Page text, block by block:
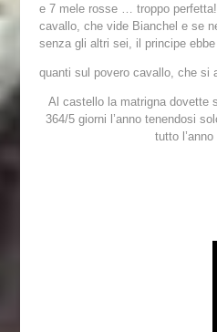
e 7 mele rosse … troppo
cavallo, che vide Bianchel e se
senza gli altri sei, il principe
quanti sul povero cavallo, che si
Al castello la matrigna dovette
364/5 giorni l’anno tenendosi
tutto